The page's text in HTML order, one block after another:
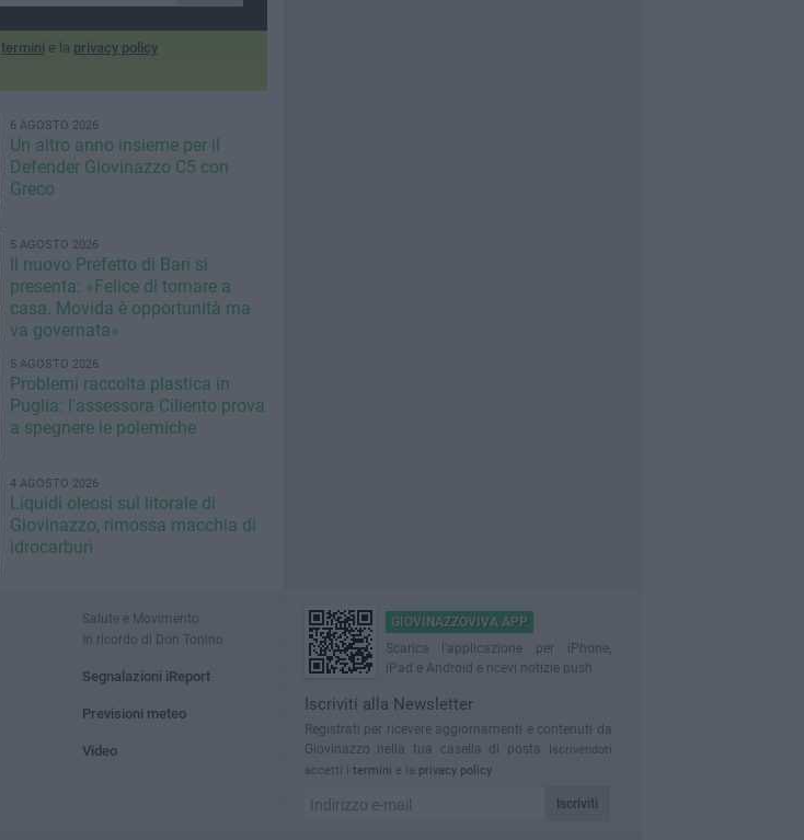
termini e la privacy policy
6 AGOSTO 2026
Un altro anno insieme per il
Defender Giovinazzo C5 con
Greco
5 AGOSTO 2026
Il nuovo Prefetto di Bari si
presenta: «Felice di tornare a
casa. Movida è opportunità ma
va governata»
5 AGOSTO 2026
Problemi raccolta plastica in
Puglia: l'assessora Ciliento prova
a spegnere le polemiche
4 AGOSTO 2026
Liquidi oleosi sul litorale di
Giovinazzo, rimossa macchia di
idrocarburi
Salute e Movimento
In ricordo di Don Tonino
Segnalazioni iReport
Previsioni meteo
Video
GIOVINAZZOVIVA APP
Scarica l'applicazione per iPhone,
iPad e Android e ricevi notizie push
Iscriviti alla Newsletter
Registrati per ricevere aggiornamenti e contenuti da
Giovinazzo nella tua casella di posta
Iscrivendoti
accetti i termini e la privacy policy
Iscriviti